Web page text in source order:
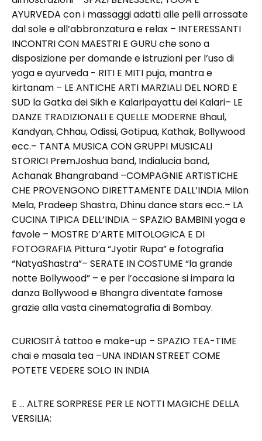
AYURVEDA con i massaggi adatti alle pelli arrossate
dal sole e all’abbronzatura e relax – INTERESSANTI
INCONTRI CON MAESTRI E GURU che sono a
disposizione per domande e istruzioni per l’uso di
yoga e ayurveda - RITI E MITI puja, mantra e
kirtanam – LE ANTICHE ARTI MARZIALI DEL NORD E
SUD la Gatka dei Sikh e Kalaripayattu dei Kalari– LE
DANZE TRADIZIONALI E QUELLE MODERNE Bhaul,
Kandyan, Chhau, Odissi, Gotipua, Kathak, Bollywood
ecc.– TANTA MUSICA CON GRUPPI MUSICALI
STORICI PremJoshua band, Indialucia band,
Achanak Bhangraband –COMPAGNIE ARTISTICHE
CHE PROVENGONO DIRETTAMENTE DALL’INDIA Milon
Mela, Pradeep Shastra, Dhinu dance stars ecc.– LA
CUCINA TIPICA DELL’INDIA – SPAZIO BAMBINI yoga e
favole – MOSTRE D’ARTE MITOLOGICA E DI
FOTOGRAFIA Pittura “Jyotir Rupa” e fotografia
“NatyaShastra”– SERATE IN COSTUME “la grande
notte Bollywood” – e per l’occasione si impara la
danza Bollywood e Bhangra diventate famose
grazie alla vasta cinematografia di Bombay.
CURIOSITÀ tattoo e make-up – SPAZIO TEA-TIME
chai e masala tea –UNA INDIAN STREET COME
POTETE VEDERE SOLO IN INDIA
E … ALTRE SORPRESE PER LE NOTTI MAGICHE DELLA
VERSILIA: